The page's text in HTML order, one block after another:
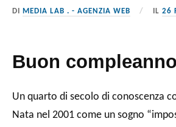
DI MEDIA LAB . - AGENZIA WEB IL26
Buon
Un quarto di secolo di conoscenza
Nata nel 2001 come un sogno